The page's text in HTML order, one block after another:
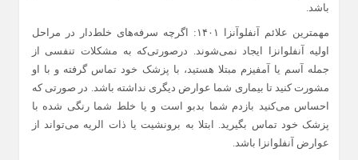
باشد.
مهمترین علائم آنفلوآنزا ۱۴۰۱: اگرچه سرفه‌های خلط‌دار در مراحل
اولیه آنفلوانزا ایجاد نمی‌شوند. درصورتی‌که به مشکلات تنفسی از
جمله آسم یا آمفیزم مبتلا هستید، با پزشک خود تماس گرفته و با او
مشورت کنید تا بیماری شما عوارض دیگری نداشته باشد. در صورتی که
احساس می‌کنید بازدم شما بدبو است و یا خلط شما رنگی شده با
پزشک خود تماس بگیرید. ابتلا به برونشیت یا ذات الریه می‌تواند از
عوارض آنفلوانزا باشد.